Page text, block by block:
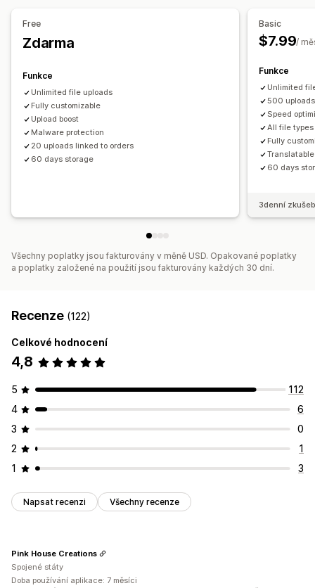
Tisk
Free
Zdarma
Funkce
Unlimited file uploads
Fully customizable
Upload boost
Malware protection
20 uploads linked to orders
60 days storage
Basic
$7.99/
Funkce
Unlimited
500
Speed
All file types
Fully
Translatable
60 days
3denní
Všechny poplatky jsou fakturovány v měně USD. Opakované poplatky
a poplatky založené na použití jsou fakturovány každých 30 dní.
Recenze (122)
Celkové hodnocení
4,8
5
112
4
6
3
0
2
1
1
3
Napsat recenzi Všechny recenze
Pink House Creations
Spojené státy
Doba používání aplikace: 7 měsíci